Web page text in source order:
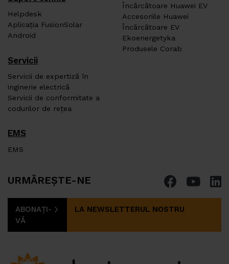
Helpdesk
Aplicația FusionSolar
Android
Încărcătoare Huawei EV
Accesoriile Huawei
Încărcătoare EV
Ekoenergetyka
Produsele Corab
Servicii
Servicii de expertiză în
inginerie electrică
Servicii de conformitate a
codurilor de rețea
EMS
EMS
URMĂREȘTE-NE
ABONAȚI-
VĂ
LA NEWSLETTERUL NOSTRU